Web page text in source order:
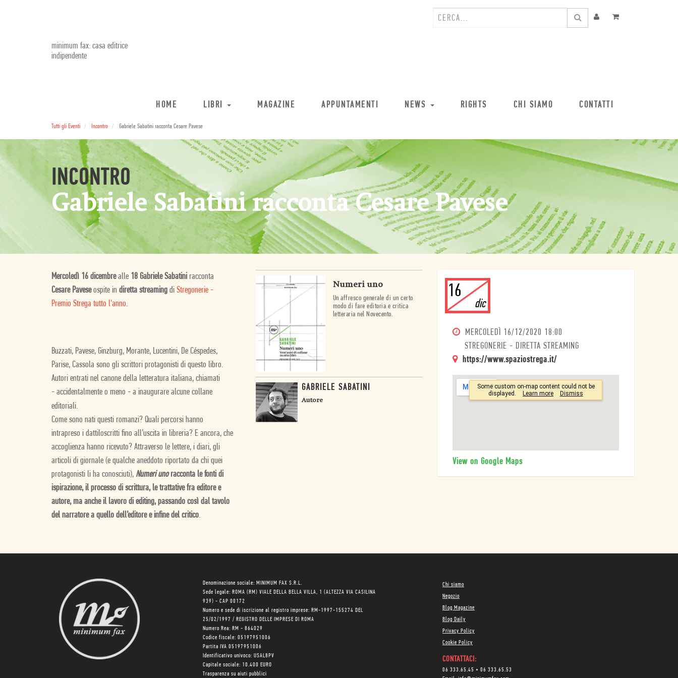
minimum fax: casa editrice
indipendente
HOME LIBRI MAGAZINE APPUNTAMENTI NEWS RIGHTS CHI SIAMO CONTATTI
Tutti gli Eventi Incontro Gabriele Sabatini racconta Cesare Pavese
INCONTRO
Gabriele Sabatini racconta Cesare Pavese
Mercoledì 16 dicembrealle 18 Gabriele Sabatini racconta
Cesare Paveseospite in diretta streaming di Stregonerie -
Premio Strega tutto l'anno.
Buzzati, Pavese, Ginzburg, Morante, Lucentini, De Céspedes,
Parise, Cassola sono gli scrittori protagonisti di questo libro.
Autori entrati nel canone della letteratura italiana, chiamati
- accidentalmente o meno - a inaugurare alcune collane
editoriali.
Come sono nati questi romanzi? Quali per­corsi hanno
intrapreso i dattiloscritti fino all’uscita in libreria? E ancora, che
accoglienza hanno ricevuto? Attraverso le lettere, i diari, gli
articoli di giornale (e qualche aneddoto riportato da chi quei
protagonisti li ha conosciuti), Numeri unoracconta le fonti di
ispi­razione, il processo di scrittura, le trattative fra editore e
autore, ma anche il lavoro di editing, passando così dal tavolo
del narratore a quello dell’editore e infine del critico.
Numeri uno
Un affresco generale di un certo
modo di fare editoria e critica
letteraria nel Novecento.
GABRIELE SABATINI
Autore
16
dic
MERCOLEDÌ 16/12/2020 18:00
STREGONERIE - DIRETTA STREAMING
https://www.spaziostrega.it/
View on Google Maps
Denominazione sociale: MINIMUM FAX S.R.L.
Sede legale: ROMA (RM) VIALE DELLA BELLA VILLA, 1 (ALTEZZA VIA CASILINA
939) - CAP 00172
Numero e sede di iscrizione al registro imprese: RM-1997-155274 DEL
25/02/1997 / REGISTRO DELLE IMPRESE DI ROMA
Numero Rea: RM - 864029
Codice fiscale: 05197951006
Partita IVA 05197951006
Identificativo univoco: USAL8PV
Capitale sociale: 10.400 EURO
Trasparenza su aiuti pubblici
Chi siamo
Negozio
Blog Magazine
Blog Daily
Privacy Policy
Cookie Policy
CONTATTACI:
06 333.65.45 • 06 333.65.53